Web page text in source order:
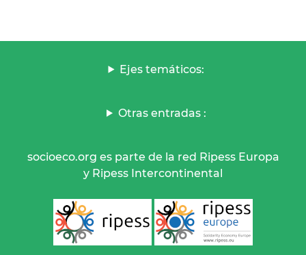
Ejes temáticos:
Otras entradas :
socioeco.org es parte de la red Ripess Europa
y Ripess Intercontinental